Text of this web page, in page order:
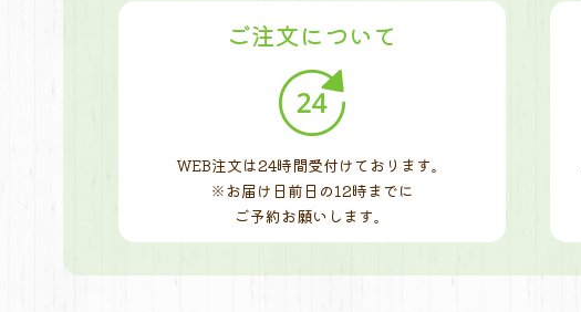
ご注文について
WEB注文は24時間受付けております。
※お届け日前日の12時までに
ご予約お願いします。